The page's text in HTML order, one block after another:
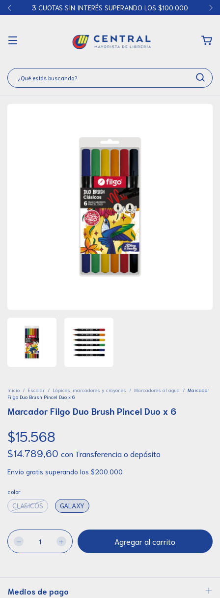
3 CUOTAS SIN INTERÉS SUPERANDO LOS $100.000
Inicio / Escolar / Lápices, marcadores y crayones / Marcadores al agua / Marcador
Filgo Duo Brush Pincel Duo x 6
Marcador Filgo Duo Brush Pincel Duo x 6
$15.568
$14.789,60 con Transferencia o depósito
Envío gratis superando los $200.000
color
CLASICOS GALAXY
Medios de pago